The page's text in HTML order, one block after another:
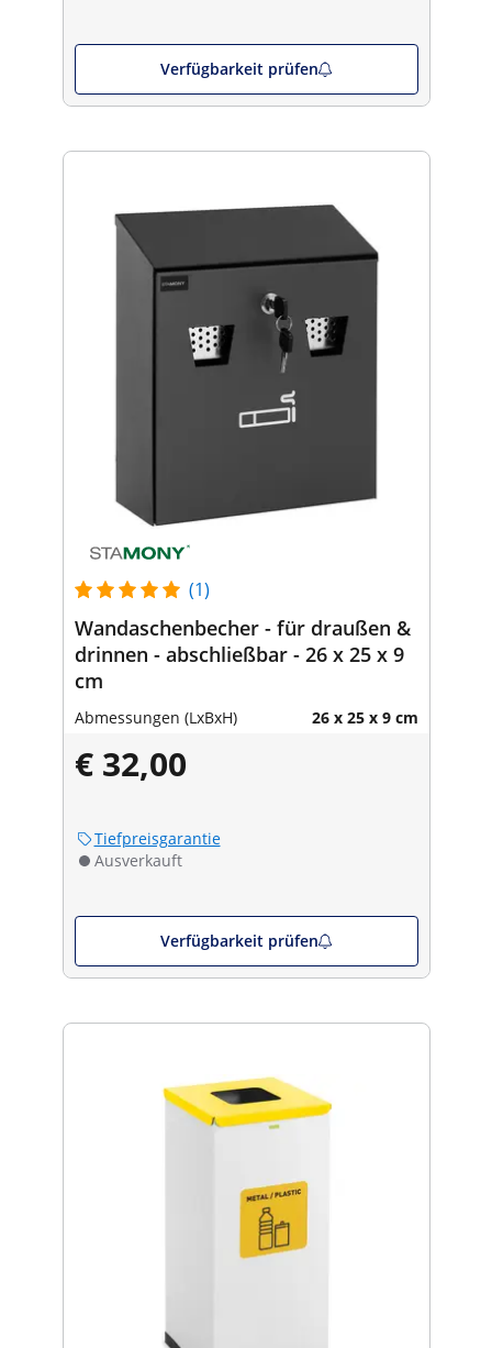
Verfügbarkeit prüfen
(1)
Wandaschenbecher - für draußen &
drinnen - abschließbar - 26 x 25 x 9
cm
Abmessungen (LxBxH) 26 x 25 x 9 cm
€ 32,00
Tiefpreisgarantie
Ausverkauft
Verfügbarkeit prüfen